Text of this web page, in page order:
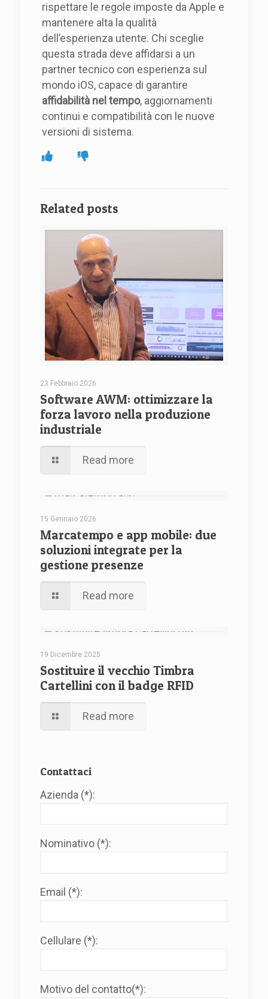
rispettare le regole imposte da Apple e
mantenere alta la qualità
dell’esperienza utente. Chi sceglie
questa strada deve affidarsi a un
partner tecnico con esperienza sul
mondo iOS, capace di garantire
affidabilità nel tempo, aggiornamenti
continui e compatibilità con le nuove
versioni di sistema.
Related posts
23 Febbraio 2026
Software AWM: ottimizzare la
forza lavoro nella produzione
industriale
Read more
15 Gennaio 2026
Marcatempo e app mobile: due
soluzioni integrate per la
gestione presenze
Read more
19 Dicembre 2025
Sostituire il vecchio Timbra
Cartellini con il badge RFID
Read more
Contattaci
Azienda (*):
Nominativo (*):
Email (*):
Cellulare (*):
Motivo del contatto(*):